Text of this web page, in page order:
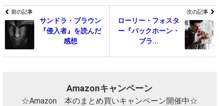
前の記事
サンドラ・ブラウン
『侵入者』を読んだ
感想
次の記事
ローリー・フォスタ
ー『バックホーン・
ブラ...
Amazonキャンペーン
☆Amazon 本のまとめ買いキャンペーン開催中☆